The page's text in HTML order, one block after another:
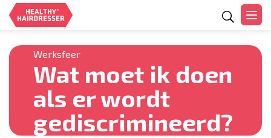
Werksfeer
Wat moet ik doen
als er wordt
gediscrimineerd?